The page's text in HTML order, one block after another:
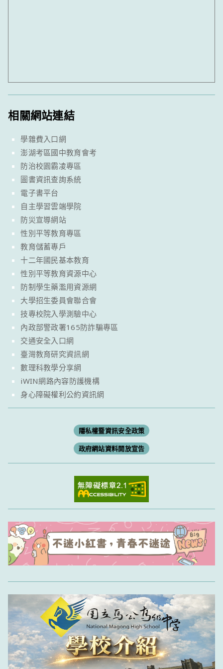
相關網站連結
學雜費入口網
澎湖考區國中教育會考
防治校園霸凌專區
圖書資訊查詢系統
電子書平台
自主學習雲端學院
防災宣導網站
性別平等教育專區
教育儲蓄專戶
十二年國民基本教育
性別平等教育資源中心
防制學生藥濫用資源網
大學招生委員會聯合會
技專校院入學測驗中心
內政部警政署165防詐騙專區
交通安全入口網
臺灣教育研究資訊網
數理科教學分享網
iWIN網路內容防護機構
身心障礙權利公約資訊網
隱私權暨資訊安全政策
政府網站資料開放宣告